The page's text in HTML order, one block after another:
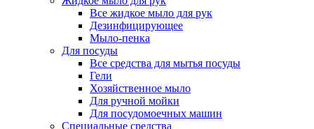
Все жидкое мыло для рук
Дезинфицирующее
Мыло-пенка
Для посуды
Все средства для мытья посуды
Гели
Хозяйственное мыло
Для ручной мойки
Для посудомоечных машин
Специальные средства